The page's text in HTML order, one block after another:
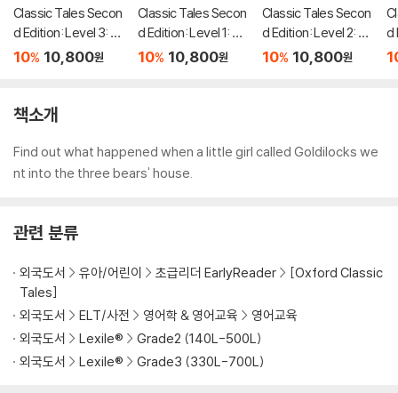
Classic Tales Secon
d Edition: Level 3: M
ulan Audio Pack
10% 10,800원
Classic Tales Secon
d Edition: Level 1: Th
e Shoemaker and th
10% 10,800원
Classic Tales Secon
d Edition: Level 2: Th
e Two Brothers and
10% 10,800원
d
책소개
Find out what happened when a little girl called Goldilocks we
nt into the three bears' house.
관련 분류
외국도서 유아/어린이 초급리더 EarlyReader
[Oxford Classic
Tales]
외국도서
ELT/사전 영어학 & 영어교육
영어교육
외국도서
Lexile®
Grade2 (140L-500L)
외국도서
Lexile® Grade3 (330L-700L)